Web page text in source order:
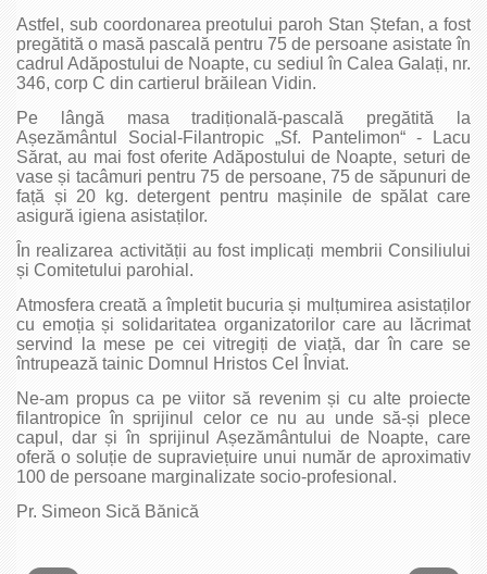
Astfel, sub coordonarea preotului paroh Stan Ștefan, a fost
pregătită o masă pascală pentru 75 de persoane asistate în
cadrul Adăpostului de Noapte, cu sediul în Calea Galați, nr.
346, corp C din cartierul brăilean Vidin.
Pe lângă masa tradițională-pascală pregătită la
Așezământul Social-Filantropic „Sf. Pantelimon“ - Lacu
Sărat, au mai fost oferite Adăpostului de Noapte, seturi de
vase și tacâmuri pentru 75 de persoane, 75 de săpunuri de
față și 20 kg. detergent pentru mașinile de spălat care
asigură igiena asistaților.
În realizarea activității au fost implicați membrii Consiliului
și Comitetului parohial.
Atmosfera creată a împletit bucuria și mulțumirea asistaților
cu emoția și solidaritatea organizatorilor care au lăcrimat
servind la mese pe cei vitregiți de viață, dar în care se
întrupează tainic Domnul Hristos Cel Înviat.
Ne-am propus ca pe viitor să revenim și cu alte proiecte
filantropice în sprijinul celor ce nu au unde să-și plece
capul, dar și în sprijinul Așezământului de Noapte, care
oferă o soluție de supraviețuire unui număr de aproximativ
100 de persoane marginalizate socio-profesional.
Pr. Simeon Sică Bănică